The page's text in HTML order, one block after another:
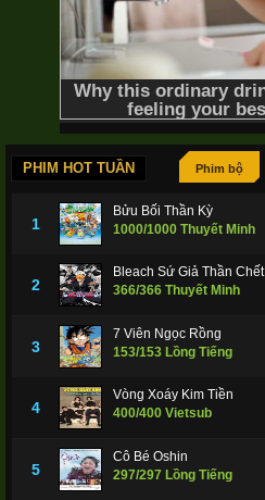
PHIM HOT TUẦN Phim bộ
1
Bửu Bối Thần Kỳ
1000/1000 Thuyết Minh
2
Bleach Sứ Giả Thần Chết
366/366 Thuyết Minh
3
7 Viên Ngọc Rồng
153/153 Lồng Tiếng
4
Vòng Xoáy Kim Tiền
400/400 Vietsub
5
Cô Bé Oshin
297/297 Lồng Tiếng